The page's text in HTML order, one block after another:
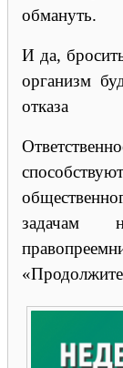
обмануть.
И да,
организм
отказа
задачам